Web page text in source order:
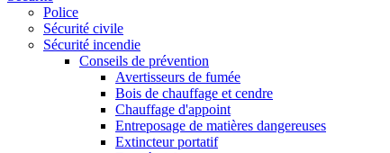
Police
Sécurité civile
Sécurité incendie
Conseils de prévention
Avertisseurs de fumée
Bois de chauffage et cendre
Chauffage d'appoint
Entreposage de matières dangereuses
Extincteur portatif